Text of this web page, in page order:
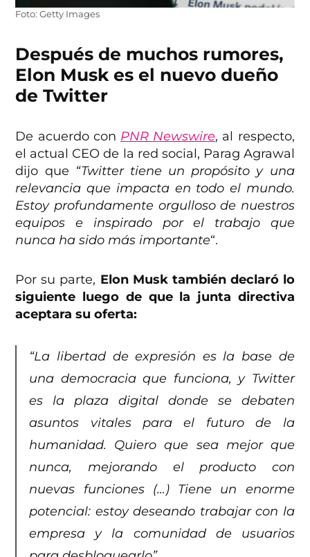
Foto: Getty Images
Después de muchos rumores,
Elon Musk es el nuevo dueño
de Twitter
De acuerdo con PNR Newswire, al respecto,
el actual CEO de la red social, Parag Agrawal
dijo que “Twitter tiene un propósito y una
relevancia que impacta en todo el mundo.
Estoy profundamente orgulloso de nuestros
equipos e inspirado por el trabajo que
nunca ha sido más importante“.
Por su parte, Elon Musk también declaró lo
siguiente luego de que la junta directiva
aceptara su oferta:
“La libertad de expresión es la base de
una democracia que funciona, y Twitter
es la plaza digital donde se debaten
asuntos vitales para el futuro de la
humanidad. Quiero que sea mejor que
nunca, mejorando el producto con
nuevas funciones (…) Tiene un enorme
potencial: estoy deseando trabajar con la
empresa y la comunidad de usuarios